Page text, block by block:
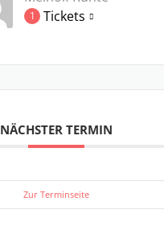
1 Tickets
NÄCHSTER TERMIN
Zur Terminseite